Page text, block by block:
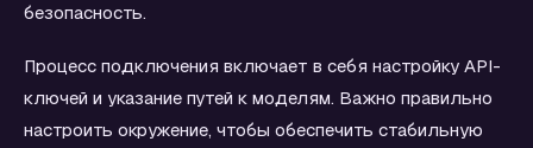
безопасность.
Процесс подключения включает в себя настройку API-
ключей и указание путей к моделям. Важно правильно
настроить окружение, чтобы обеспечить стабильную